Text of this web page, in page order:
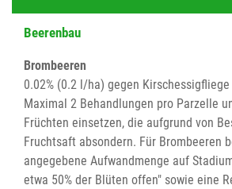
Beerenbau
Brombeeren
0.02% (0.2 l/ha) gegen
Maximal 2 Behandlungen pro Parzelle
Früchten einsetzen, die aufgrund von
Fruchtsaft absondern. Für Brombeeren
angegebene Aufwandmenge auf
etwa 50% der Blüten offen" sowie eine